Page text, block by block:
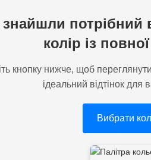
потрібний
колір із
кнопку нижче, щоб
ідеальний відтінок для
Вибрати